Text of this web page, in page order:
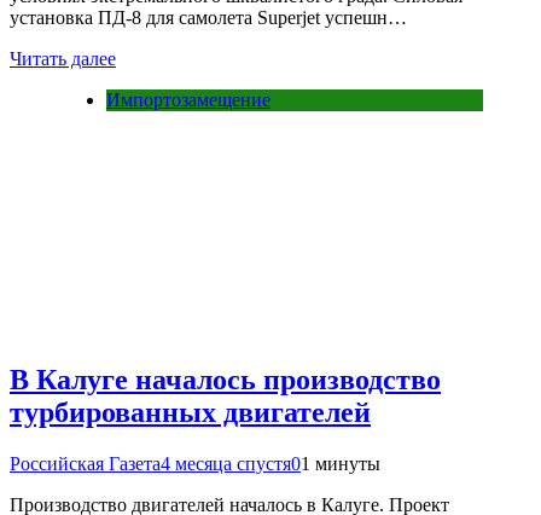
установка ПД-8 для самолета Superjet успешн…
Читать далее
Импортозамещение
В Калуге началось производство
турбированных двигателей
Российская Газета4 месяца спустя01 минуты
Производство двигателей началось в Калуге. Проект